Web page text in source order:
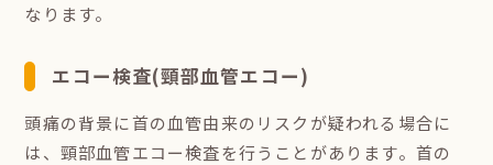
なります。
エコー検査(頸部血管エコー)
頭痛の背景に首の血管由来のリスクが疑われる場合に
は、頸部血管エコー検査を行うことがあります。首の